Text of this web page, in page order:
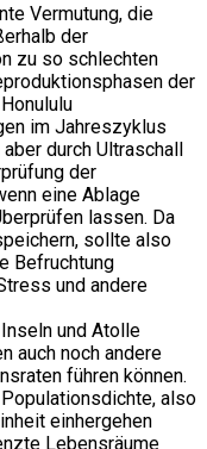
Vermutung, die
der
zu so schlechten
der
im Jahreszyklus
durch Ultraschall
der
eine Ablage
lassen. Da
sollte also
Befruchtung
und andere
und Atolle
auch noch andere
führen können.
also
einhergehen
Lebensräume